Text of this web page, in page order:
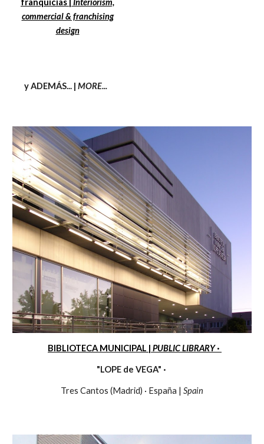
franquicias | Interiorism,
commercial & franchising
design
y ADEMÁS... | MORE...
BIBLIOTECA MUNICIPAL | PUBLIC LIBRARY·
"LOPE de VEGA" ·
Tres Cantos (Madrid) · España | Spain